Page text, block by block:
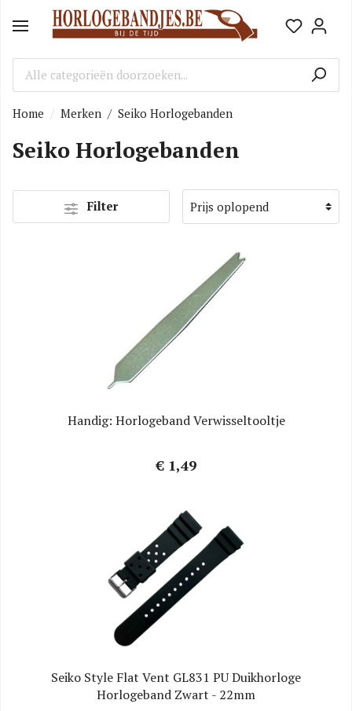
Home Merken / Seiko Horlogebanden
Seiko Horlogebanden
Filter
Handig: Horlogeband Verwisseltooltje
€ 1,49
Seiko Style Flat Vent GL831 PU Duikhorloge
Horlogeband Zwart - 22mm